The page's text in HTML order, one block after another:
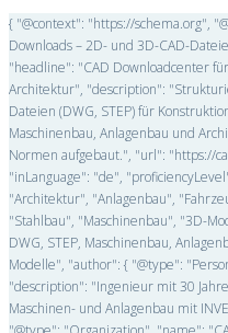
{ "@context": "https://schema.org",
Downloads – 2D- und 3D-CAD-
"headline": "CAD Downloadcenter
Architektur", "description":
Dateien (DWG, STEP) für
Maschinenbau, Anlagenbau und
Normen aufgebaut.", "url": "https://
"inLanguage": "de",
"Architektur", "Anlagenbau",
"Stahlbau", "Maschinenbau", "3D-
DWG, STEP, Maschinenbau,
Modelle", "author": { "@type":
"description": "Ingenieur mit 30
Maschinen- und Anlagenbau mit